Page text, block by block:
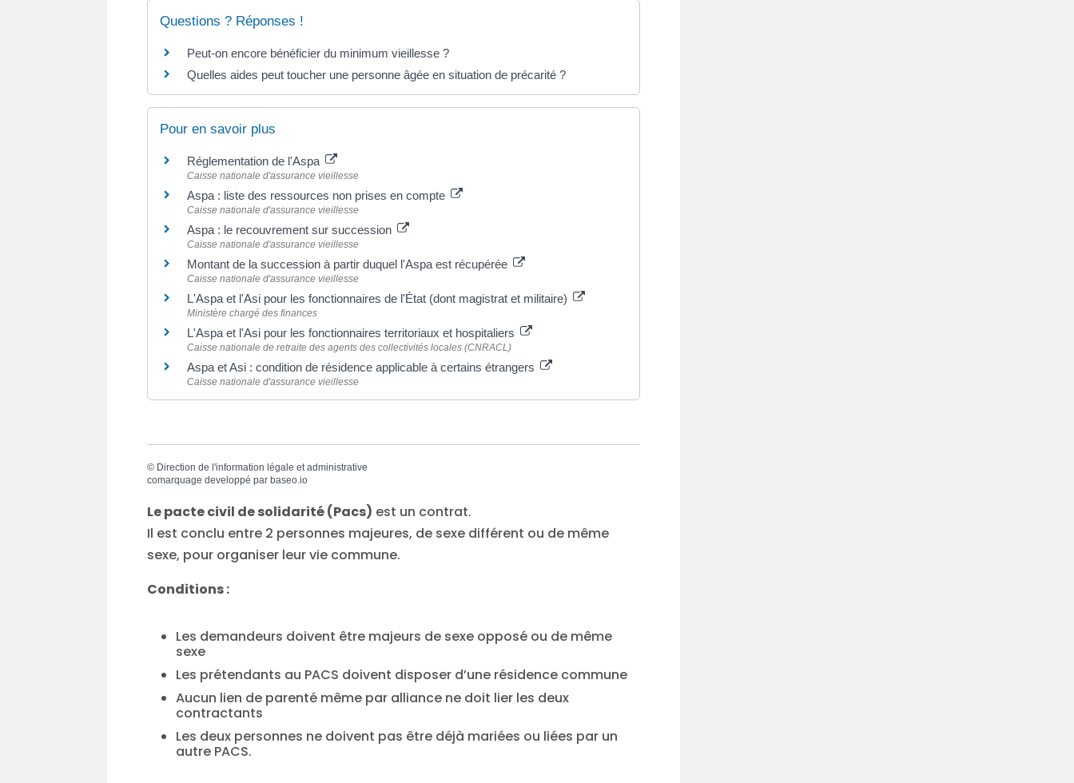
Questions ? Réponses !
Peut-on encore bénéficier du minimum vieillesse ?
Quelles aides peut toucher une personne âgée en situation de précarité ?
Pour en savoir plus
Réglementation de l'Aspa
Caisse nationale d'assurance vieillesse
Aspa : liste des ressources non prises en compte
Caisse nationale d'assurance vieillesse
Aspa : le recouvrement sur succession
Caisse nationale d'assurance vieillesse
Montant de la succession à partir duquel l'Aspa est récupérée
Caisse nationale d'assurance vieillesse
L'Aspa et l'Asi pour les fonctionnaires de l'État (dont magistrat et militaire)
Ministère chargé des finances
L'Aspa et l'Asi pour les fonctionnaires territoriaux et hospitaliers
Caisse nationale de retraite des agents des collectivités locales (CNRACL)
Aspa et Asi : condition de résidence applicable à certains étrangers
Caisse nationale d'assurance vieillesse
© Direction de l'information légale et administrative
comarquage developpé par baseo.io
Le pacte civil de solidarité (Pacs) est un contrat.
Il est conclu entre 2 personnes majeures, de sexe différent ou de même
sexe, pour organiser leur vie commune.
Conditions :
Les demandeurs doivent être majeurs de sexe opposé ou de même
sexe
Les prétendants au PACS doivent disposer d’une résidence commune
Aucun lien de parenté même par alliance ne doit lier les deux
contractants
Les deux personnes ne doivent pas être déjà mariées ou liées par un
autre PACS.